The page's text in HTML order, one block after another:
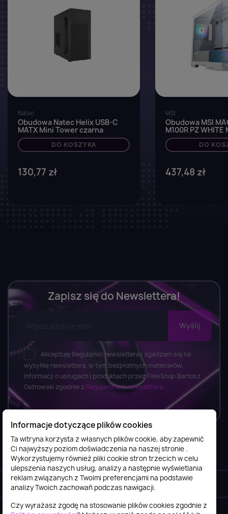
Natec
Obudowa Natec Helix USB-C
MATX Mini Tower czarna
DO KOSZYKA
130,77 zł
MSI
Obudowa MSI
M100R PZ
Tower z oknem,
DO
437,48 zł
Zapisz się do Newslettera!
Akceptuję Regulamin newslettera i zgadzam się na
wysyłkę newslettera, w tym bezpłatnych materiałów,
informacji o usługach i produktach przez FilesShop Bartosz
Ostrowski zgodnie z Regulaminem newslettera.
Informacje
Obsługa klienta
Szybki kontakt keyboard_arrow_down
Informacje dotyczące plików cookies
Ta witryna korzysta z własnych plików cookie, aby zapewnić
Ci najwyższy poziom doświadczenia na naszej stronie .
Wykorzystujemy również pliki cookie stron trzecich w celu
ulepszenia naszych usług, analizy a następnie wyświetlania
reklam związanych z Twoimi preferencjami na podstawie
analizy Twoich zachowań podczas nawigacji.
Czy wyrażasz zgodę na stosowanie plików cookies zgodnie z